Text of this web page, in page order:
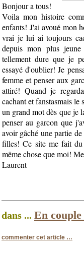
Bonjour a tous!
Voila mon histoire
enfants! J'ai avoué mon
vrai je lui ai toujours
depuis mon plus
tellement dure que je
essayé d'oublier! Je
femme et penser aux
attiré! Quand je
cachant et fanstasmais
un grand mot dès que je
penser au garcon que
avoir gâché une partie
filles! Ce site me fait
même chose que moi!
Laurent
dans ... En couple
commenter cet article …